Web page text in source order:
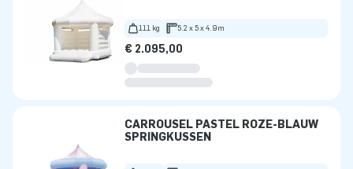
111 kg 5.2 x 5 x 4.9m
€ 2.095,00
CARROUSEL PASTEL ROZE-BLAUW
SPRINGKUSSEN